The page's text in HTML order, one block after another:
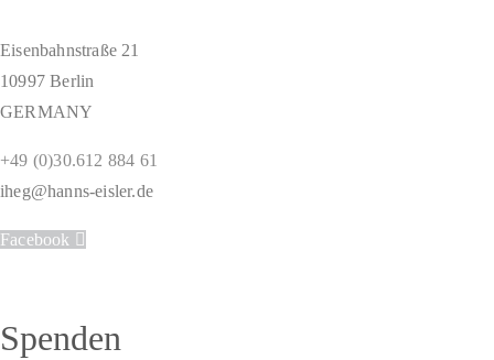
Eisenbahnstraße 21
10997 Berlin
GERMANY
+49 (0)30.612 884 61
iheg@hanns-eisler.de
Facebook
Spenden